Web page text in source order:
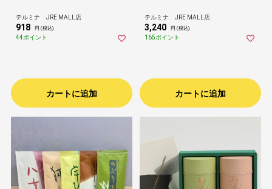
テルミナ JRE MALL店
918 円 (税込)
44ポイント
カートに追加
テルミナ JRE MALL店
3,240 円 (税込)
165ポイント
カートに追加